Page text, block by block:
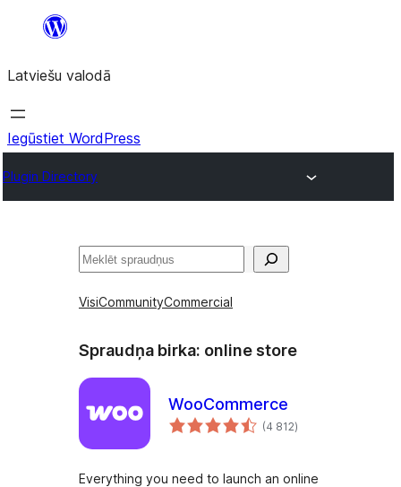
Pāriet
saturu
Latviešu valodā
Iegūstiet WordPress
Plugin Directory
Meklēt
VisiCommunityCommercial
Spraudņa birka: online store
WooCommerce
(4 812vērtējumu
kopsumma
)
Everything you need to launch an online